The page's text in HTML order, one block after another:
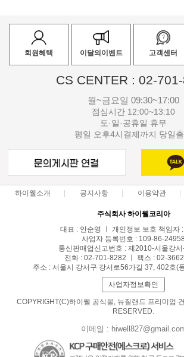
회원혜택 이달의이벤트 고객센터
CS CENTER : 02-
월~금요일 09:30~17:00
점심시간 12:00~13:10
토·일·공휴일 휴무
평일 오후4시결제까지 당일
하이웰소개 공지사항 이용약관
주식회사 하이웰코리아
대표 : 안순영 ㅣ 개인정보 보호 책임자
사업자 등록번호 : 109-86-24958
통신판매업신고번호 : 제2010-서울강
전화 : 02-701-8282 ㅣ 팩스 : 02-
주소 : 서울시 강서구 강서로56가길 37, 402호(
사업자정보확인
COPYRIGHT(C)하이웰 공식몰, 뉴질랜드 프리미엄
RESERVED.
이메일 :